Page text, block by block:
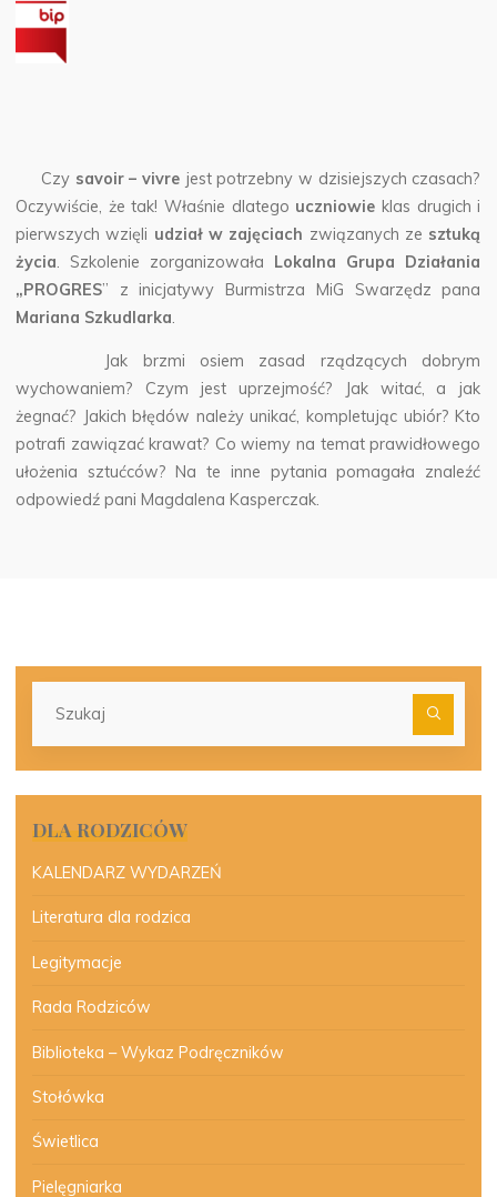
Czy savoir – vivre jest potrzebny w dzisiejszych czasach?
Oczywiście, że tak! Właśnie dlatego uczniowie klas drugich i
pierwszych wzięli udział w zajęciach związanych ze sztuką
życia. Szkolenie zorganizowała Lokalna Grupa Działania
„PROGRES” z inicjatywy Burmistrza MiG Swarzędz pana
Mariana Szkudlarka.
Jak brzmi osiem zasad rządzących dobrym
wychowaniem? Czym jest uprzejmość? Jak witać, a jak
żegnać? Jakich błędów należy unikać, kompletując ubiór? Kto
potrafi zawiązać krawat? Co wiemy na temat prawidłowego
ułożenia sztućców? Na te inne pytania pomagała znaleźć
odpowiedź pani Magdalena Kasperczak.
DLA RODZICÓW
KALENDARZ WYDARZEŃ
Literatura dla rodzica
Legitymacje
Rada Rodziców
Biblioteka – Wykaz Podręczników
Stołówka
Świetlica
Pielęgniarka